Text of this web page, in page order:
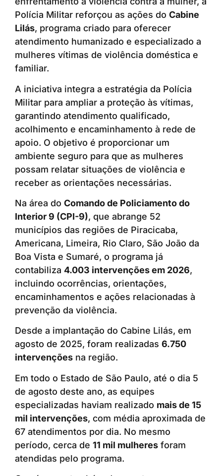
Polícia Militar reforçou as ações do Cabine
Lilás, programa criado para oferecer
atendimento humanizado e especializado a
mulheres vítimas de violência doméstica e
familiar.
A iniciativa integra a estratégia da Polícia
Militar para ampliar a proteção às vítimas,
garantindo atendimento qualificado,
acolhimento e encaminhamento à rede de
apoio. O objetivo é proporcionar um
ambiente seguro para que as mulheres
possam relatar situações de violência e
receber as orientações necessárias.
Na área do Comando de Policiamento do
Interior 9 (CPI-9), que abrange 52
municípios das regiões de Piracicaba,
Americana, Limeira, Rio Claro, São João da
Boa Vista e Sumaré, o programa já
contabiliza 4.003 intervenções em 2026,
incluindo ocorrências, orientações,
encaminhamentos e ações relacionadas à
prevenção da violência.
Desde a implantação do Cabine Lilás, em
agosto de 2025, foram realizadas 6.750
intervenções na região.
Em todo o Estado de São Paulo, até o dia 5
de agosto deste ano, as equipes
especializadas haviam realizado mais de 15
mil intervenções, com média aproximada de
67 atendimentos por dia. No mesmo
período, cerca de 11 mil mulheres foram
atendidas pelo programa.